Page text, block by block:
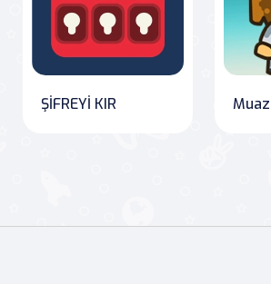
ŞİFREYİ KIR